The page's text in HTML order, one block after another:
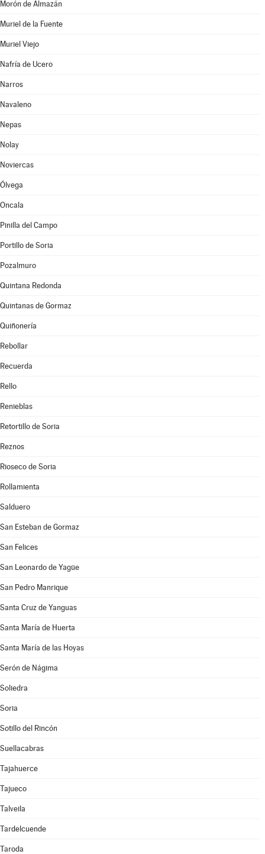
Morón de Almazán
Muriel de la Fuente
Muriel Viejo
Nafría de Ucero
Narros
Navaleno
Nepas
Nolay
Noviercas
Ólvega
Oncala
Pinilla del Campo
Portillo de Soria
Pozalmuro
Quintana Redonda
Quintanas de Gormaz
Quiñonería
Rebollar
Recuerda
Rello
Renieblas
Retortillo de Soria
Reznos
Rioseco de Soria
Rollamienta
Salduero
San Esteban de Gormaz
San Felices
San Leonardo de Yagüe
San Pedro Manrique
Santa Cruz de Yanguas
Santa María de Huerta
Santa María de las Hoyas
Serón de Nágima
Soliedra
Soria
Sotillo del Rincón
Suellacabras
Tajahuerce
Tajueco
Talveila
Tardelcuende
Taroda